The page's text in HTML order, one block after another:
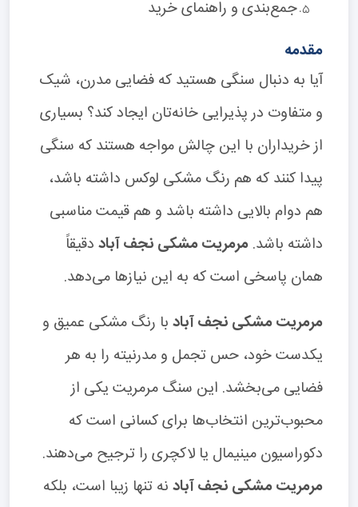
جمع‌بندی و راهنمای خرید
مقدمه
آیا به دنبال سنگی هستید که فضایی مدرن، شیک
و متفاوت در پذیرایی خانه‌تان ایجاد کند؟ بسیاری
از خریداران با این چالش مواجه هستند که سنگی
پیدا کنند که هم رنگ مشکی لوکس داشته باشد،
هم دوام بالایی داشته باشد و هم قیمت مناسبی
داشته باشد. مرمریت مشکی نجف آباد دقیقاً
همان پاسخی است که به این نیازها می‌دهد.
مرمریت مشکی نجف آباد با رنگ مشکی عمیق و
یکدست خود، حس تجمل و مدرنیته را به هر
فضایی می‌بخشد. این سنگ مرمریت یکی از
محبوب‌ترین انتخاب‌ها برای کسانی است که
دکوراسیون مینیمال یا لاکچری را ترجیح می‌دهند.
مرمریت مشکی نجف آباد نه تنها زیبا است، بلکه